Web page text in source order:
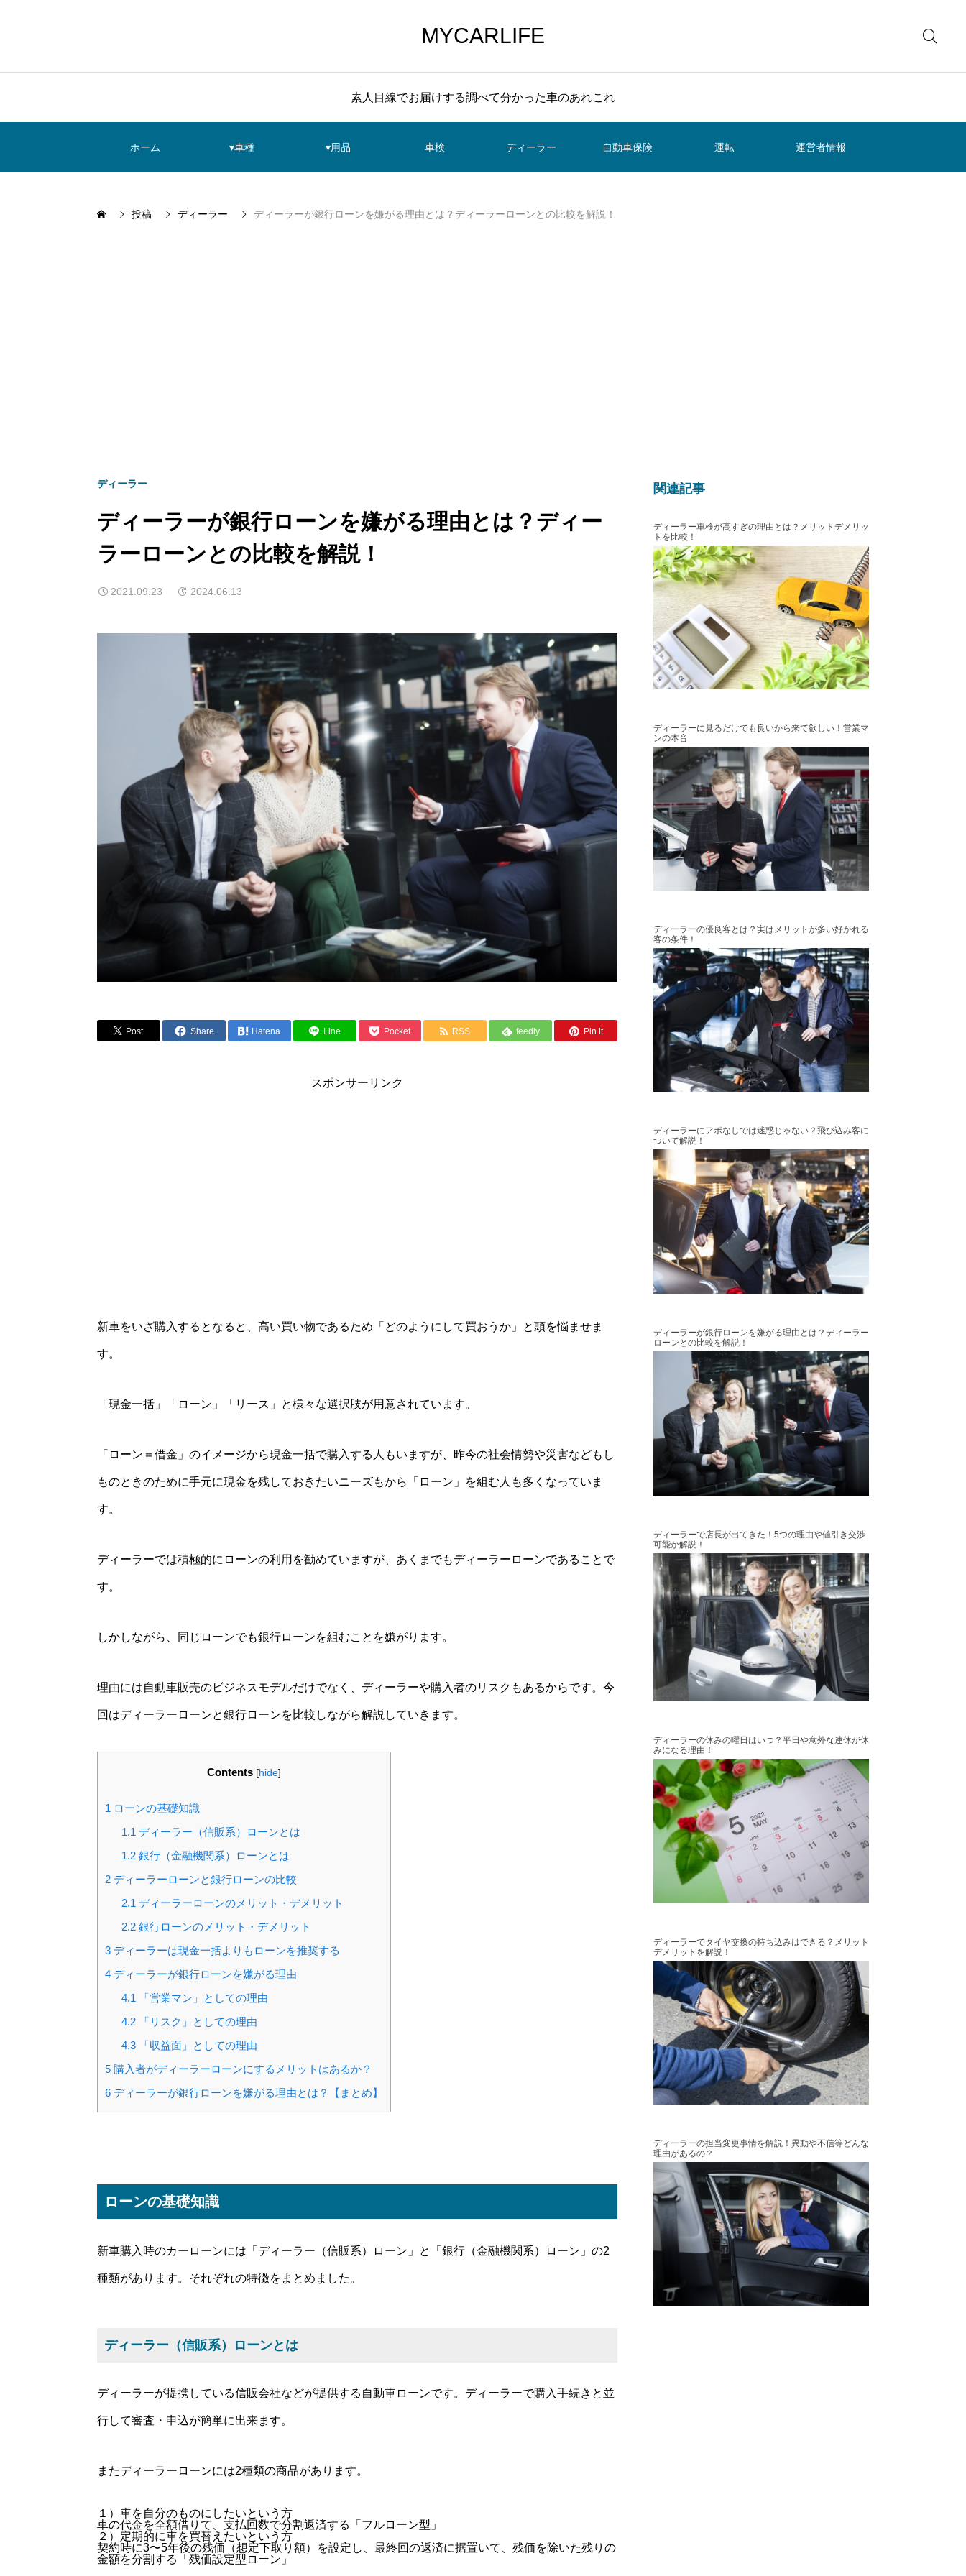
MYCARLIFE
素人目線でお届けする調べて分かった車のあれこれ
ホーム ▾車種 ▾用品 車検 ディーラー 自動車保険 運転 運営者情報
投稿 ディーラー ディーラーが銀行ローンを嫌がる理由とは？ディーラーローンとの比較を解説！
ディーラー
ディーラーが銀行ローンを嫌がる理由とは？ディー
ラーローンとの比較を解説！
2021.09.23 2024.06.13
Post Share Hatena Line Pocket RSS feedly Pin it
スポンサーリンク
新車をいざ購入するとなると、高い買い物であるため「どのようにして買おうか」と頭を悩ませま
す。
「現金一括」「ローン」「リース」と様々な選択肢が用意されています。
「ローン＝借金」のイメージから現金一括で購入する人もいますが、昨今の社会情勢や災害などもし
ものときのために手元に現金を残しておきたいニーズもから「ローン」を組む人も多くなっていま
す。
ディーラーでは積極的にローンの利用を勧めていますが、あくまでもディーラーローンであることで
す。
しかしながら、同じローンでも銀行ローンを組むことを嫌がります。
理由には自動車販売のビジネスモデルだけでなく、ディーラーや購入者のリスクもあるからです。今
回はディーラーローンと銀行ローンを比較しながら解説していきます。
Contents [hide]
1 ローンの基礎知識
1.1ディーラー（信販系）ローンとは
1.2銀行（金融機関系）ローンとは
2 ディーラーローンと銀行ローンの比較
2.1ディーラーローンのメリット・デメリット
2.2銀行ローンのメリット・デメリット
3 ディーラーは現金一括よりもローンを推奨する
4 ディーラーが銀行ローンを嫌がる理由
4.1「営業マン」としての理由
4.2「リスク」としての理由
4.3「収益面」としての理由
5 購入者がディーラーローンにするメリットはあるか？
6 ディーラーが銀行ローンを嫌がる理由とは？【まとめ】
ローンの基礎知識
新車購入時のカーローンには「ディーラー（信販系）ローン」と「銀行（金融機関系）ローン」の2
種類があります。それぞれの特徴をまとめました。
ディーラー（信販系）ローンとは
ディーラーが提携している信販会社などが提供する自動車ローンです。ディーラーで購入手続きと並
行して審査・申込が簡単に出来ます。
またディーラーローンには2種類の商品があります。
１）車を自分のものにしたいという方
車の代金を全額借りて、支払回数で分割返済する「フルローン型」
２）定期的に車を買替えたいという方
契約時に3〜5年後の残価（想定下取り額）を設定し、最終回の返済に据置いて、残価を除いた残りの
金額を分割する「残価設定型ローン」
関連記事
ディーラー車検が高すぎの理由とは？メリットデメリッ
トを比較！
ディーラーに見るだけでも良いから来て欲しい！営業マ
ンの本音
ディーラーの優良客とは？実はメリットが多い好かれる
客の条件！
ディーラーにアポなしでは迷惑じゃない？飛び込み客に
ついて解説！
ディーラーが銀行ローンを嫌がる理由とは？ディーラー
ローンとの比較を解説！
ディーラーで店長が出てきた！5つの理由や値引き交渉
可能か解説！
ディーラーの休みの曜日はいつ？平日や意外な連休が休
みになる理由！
ディーラーでタイヤ交換の持ち込みはできる？メリット
デメリットを解説！
ディーラーの担当変更事情を解説！異動や不信等どんな
理由があるの？